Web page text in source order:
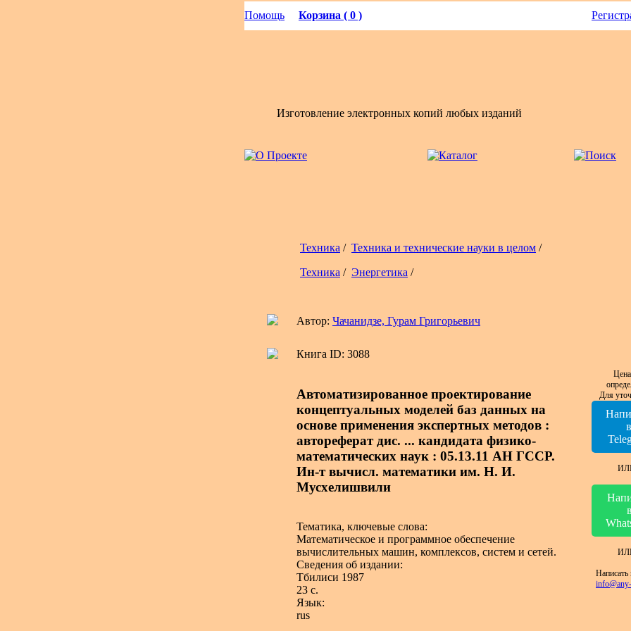
Помощь Корзина ( 0 )
Изготовление электронных копий любых изданий
Техника / Техника и технические науки в целом /
Техника / Энергетика /
Автор: Чачанидзе, Гурам Григорьевич
Книга ID: 3088
Автоматизированное проектирование
концептуальных моделей баз данных на
основе применения экспертных методов :
автореферат дис. ... кандидата физико-
математических наук : 05.13.11 АН ГССР.
Ин-т вычисл. математики им. Н. И.
Мусхелишвили
Тематика, ключевые слова:
Математическое и программное обеспечение
вычислительных машин, комплексов, систем и сетей.
Сведения об издании:
Тбилиси 1987
23 с.
Язык:
rus
Для
в
в
Написать